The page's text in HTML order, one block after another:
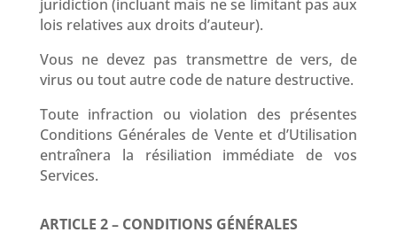
juridiction (incluant mais ne se limitant pas aux
lois relatives aux droits d’auteur).
Vous ne devez pas transmettre de vers, de
virus ou tout autre code de nature destructive.
Toute infraction ou violation des présentes
Conditions Générales de Vente et d’Utilisation
entraînera la résiliation immédiate de vos
Services.
ARTICLE 2 – CONDITIONS GÉNÉRALES